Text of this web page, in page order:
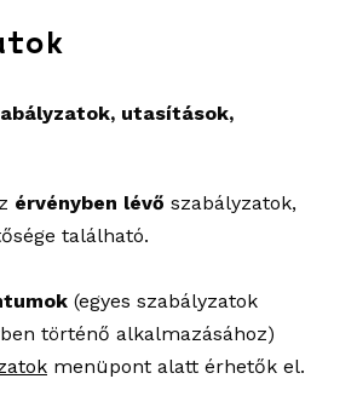
utasítások,
érvényben lévő szabályzatok,
található.
(egyes szabályzatok
történő alkalmazásához)
menüpont alatt érhetők el.